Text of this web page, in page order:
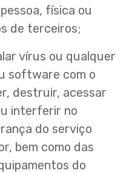
física ou
de terceiros;
vírus ou qualquer
software com o
destruir, acessar
interferir no
do serviço
bem como das
do